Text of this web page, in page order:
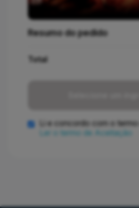
Resumo do pedido
Total
Li e concordo com o
Ler o termo de Aceitação